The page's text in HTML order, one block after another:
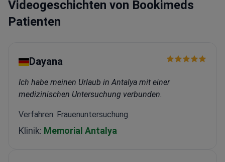
Videogeschichten von Bookimeds
Patienten
Dayana
Ich habe meinen Urlaub in Antalya mit einer
medizinischen Untersuchung verbunden.
Verfahren: Frauenuntersuchung
Klinik: Memorial Antalya